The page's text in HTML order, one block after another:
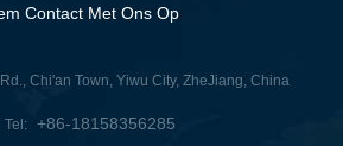
Contact Met Ons Op
Chi'an Town, Yiwu City, ZheJiang, China
Tel: +86-18158356285